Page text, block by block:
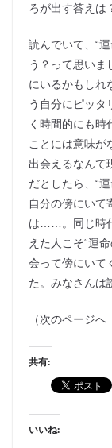
ろが出す答えは
読んでいて、“
う？って思いま
にいるかもしれ
う自分にピッタ
く時間的にも時
ことには意味が
出会えるなんて
だとしたら、“
自分の傍にいて
は……。同じ時
えた人こそ“運
会って傍にいて
た。みなさんは
（次のページへ
共有:
いいね: